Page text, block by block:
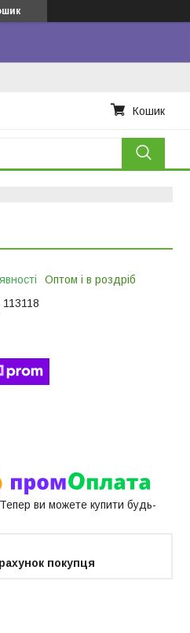
Кошик
Оптом і в роздріб
113118
Тепер ви можете купити будь-
покупця